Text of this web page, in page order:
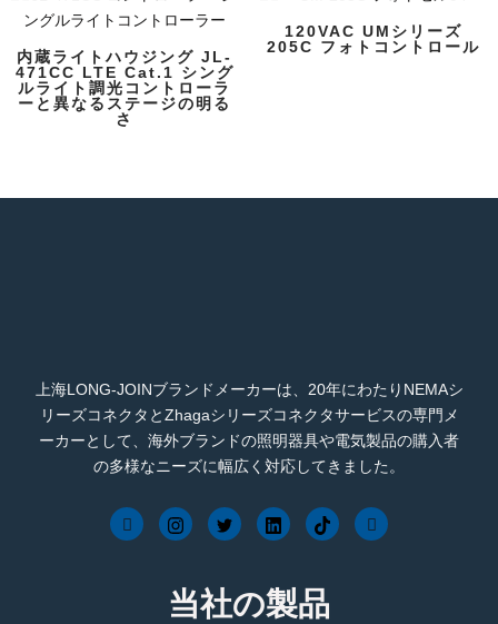
内蔵ライトハウジング JL-
471CC LTE Cat.1 シング
ルライト調光コントローラ
ーと異なるステージの明る
さ
120VAC UMシリーズ
205C フォトコントロール
上海LONG-JOINブランドメーカーは、20年にわたりNEMAシ
リーズコネクタとZhagaシリーズコネクタサービスの専門メ
ーカーとして、海外ブランドの照明器具や電気製品の購入者
の多様なニーズに幅広く対応してきました。
当社の製品